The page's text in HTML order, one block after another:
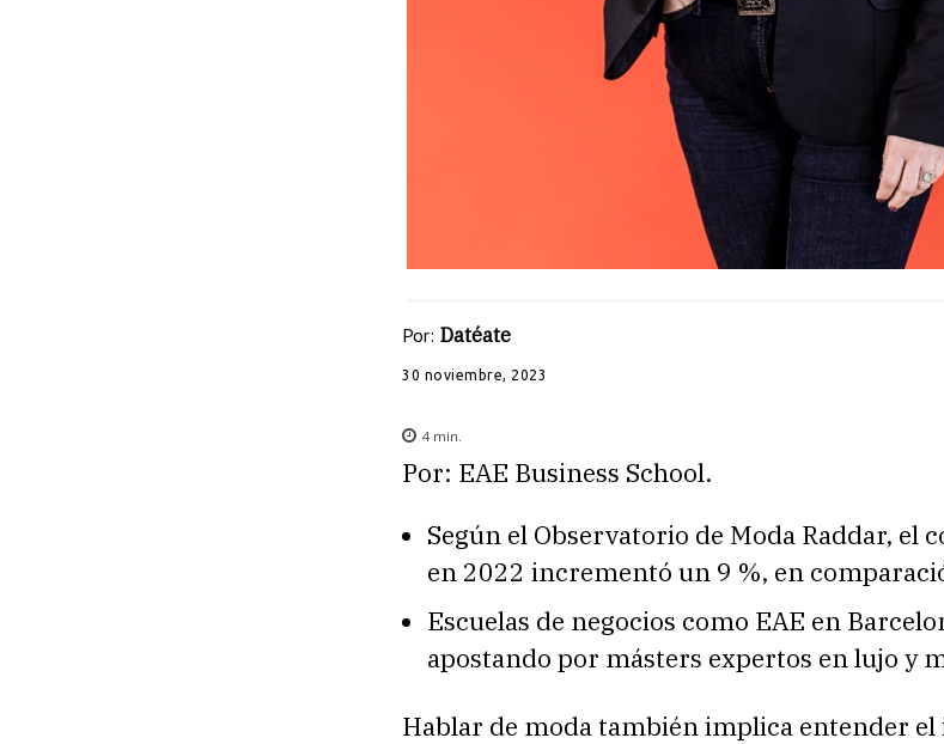
Por: Datéate
30 noviembre, 2023
4 min.
Por: EAE Business School.
Según el Observatorio de Moda Raddar, el
en 2022 incrementó un 9 %, en
Escuelas de negocios como EAE en
apostando por másters expertos en lujo y
Hablar de moda también implica entender el